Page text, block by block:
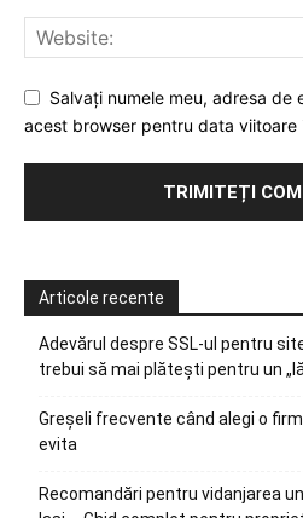
Salvați numele meu, adresa de
acest browser pentru data viitoare
Articole recente
Adevărul despre SSL-ul pentru
trebui să mai plătești pentru un
Greșeli frecvente când alegi o
evita
Recomandări pentru vidanjarea